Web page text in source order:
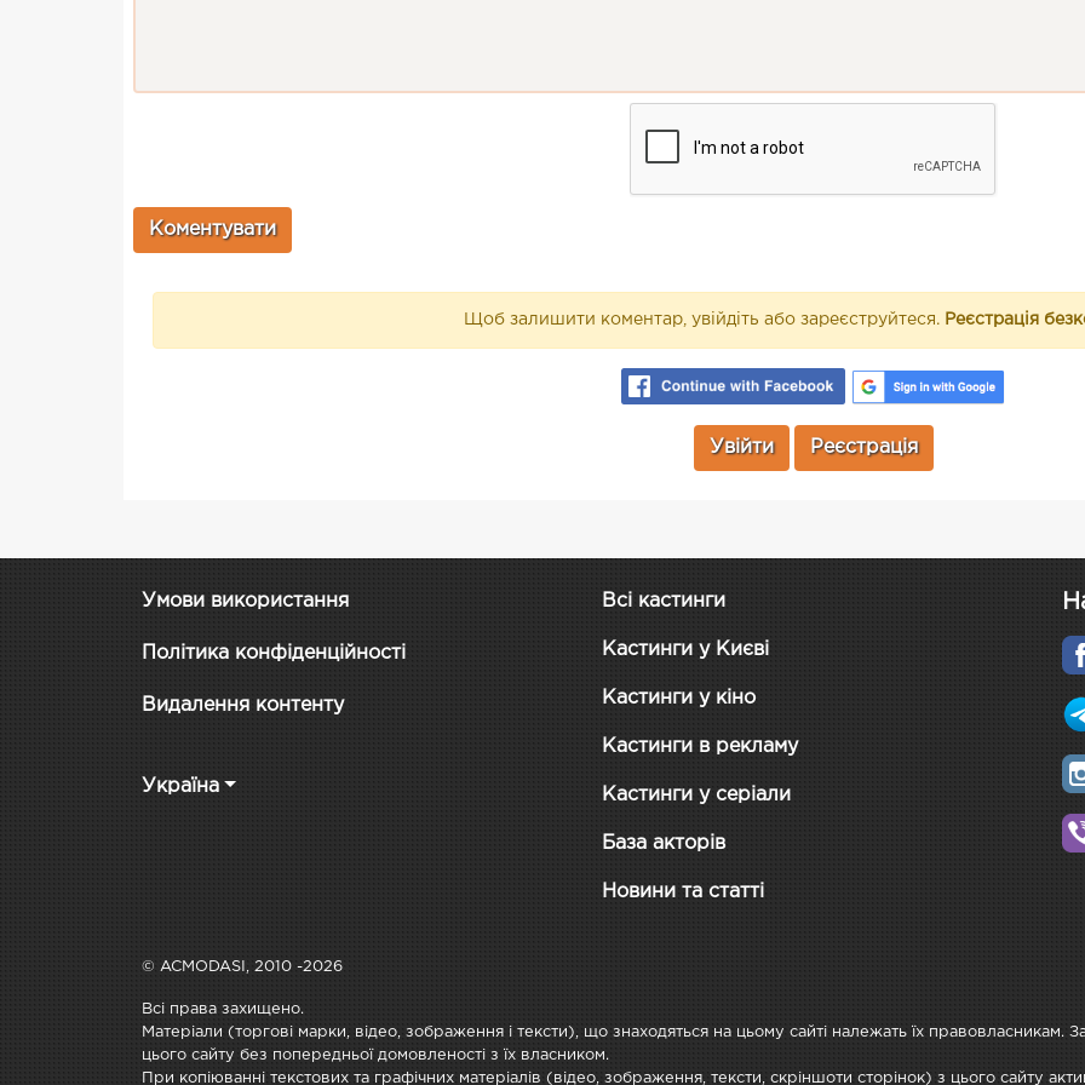
Щоб залишити коментар, увійдіть або зареєструйтеся. Реєстрація
Увійти Реєстрація
Умови використання
Політика конфіденційності
Видалення контенту
Україна
Всі кастинги
Кастинги у Києві
Кастинги у кіно
Кастинги в рекламу
Кастинги у серіали
База акторів
Новини та статті
© ACMODASI, 2010 -2026
Всі права захищено.
Матеріали (торгові марки, відео, зображення і тексти), що знаходяться на цьому сайті належать їх правовласникам.
цього сайту без попередньої домовленості з їх власником.
При копіюванні текстових та графічних матеріалів (відео, зображення, тексти, скріншоти сторінок) з цього сайту